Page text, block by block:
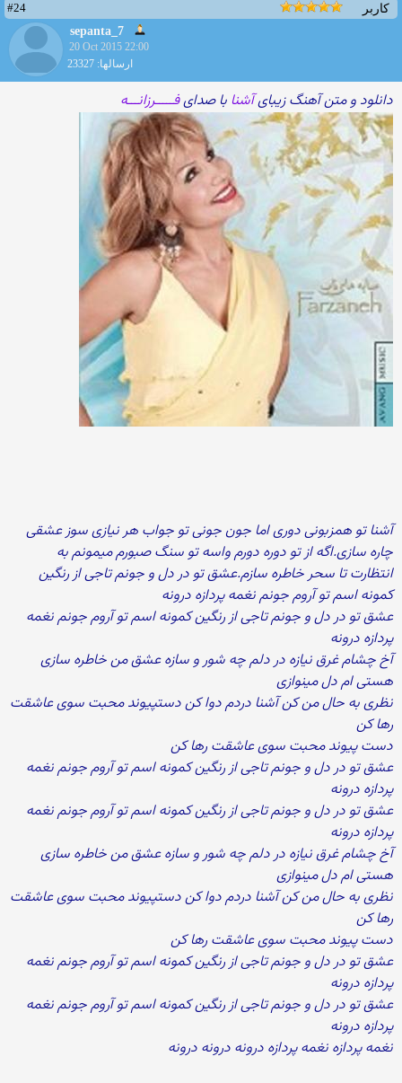
کاربر
#24
sepanta_7
20 Oct 2015 22:00
ارسالها: 23327
دانلود و متن آهنگ زیبایآشنا با صدایفـــــرزانـــه
آشنا تو همزبونی دوری اما جون جونی تو جواب هر نیازی سوز عشقی
چاره سازی.اگه از تو دوره دورم واسه تو سنگ صبورم میمونم به
انتظارت تا سحر خاطره سازم.عشق تو در دل و جونم تاجی از رنگین
کمونه اسم تو آروم جونم نغمه پردازه درونه
عشق تو در دل و جونم تاجی از رنگین کمونه اسم تو آروم جونم نغمه
پردازه درونه
آخ چشام غرق نیازه در دلم چه شور و سازه عشق من خاطره سازی
هستی ام دل مینوازی
نظری به حال من کن آشنا دردم دوا کن دستپیوند محبت سوی عاشقت
رها کن
دست پیوند محبت سوی عاشقت رها کن
عشق تو در دل و جونم تاجی از رنگین کمونه اسم تو آروم جونم نغمه
پردازه درونه
عشق تو در دل و جونم تاجی از رنگین کمونه اسم تو آروم جونم نغمه
پردازه درونه
آخ چشام غرق نیازه در دلم چه شور و سازه عشق من خاطره سازی
هستی ام دل مینوازی
نظری به حال من کن آشنا دردم دوا کن دستپیوند محبت سوی عاشقت
رها کن
دست پیوند محبت سوی عاشقت رها کن
عشق تو در دل و جونم تاجی از رنگین کمونه اسم تو آروم جونم نغمه
پردازه درونه
عشق تو در دل و جونم تاجی از رنگین کمونه اسم تو آروم جونم نغمه
پردازه درونه
نغمه پردازه نغمه پردازه درونه درونه درونه